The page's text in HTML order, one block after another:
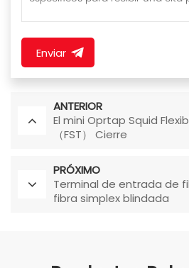
Enviar
ANTERIOR
El mini Oprtap Squid
（FST） Cierre
PRÓXIMO
Terminal de entrada de
fibra simplex blindada